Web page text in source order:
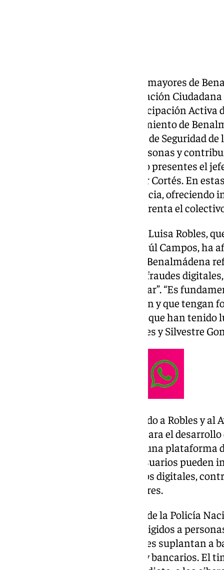
La Policía Nacional forma a los mayores de
digitales. La Unidad de Participación
una charla en el Centro de Participación Activa
con la colaboración del Ayuntamiento de
enmarca dentro del Plan Mayor de Seguridad
mejorar la protección de las personas y
fraudes en Internet. Han estado presentes el
González, y el agente José Javier Cortés. En
prevención de la ciberdelincuencia, ofreciendo
riesgos digitales a los que se enfrenta el
, María Luisa Robles,
edil de Comercio y Consumo, Raúl Campos, ha
Policía Nacional está dando en Benalmádena
personas y previenen estafas y fraudes
sofisticados y difíciles de detectar”. “Es
los riesgos a los que se enfrentan y que tengan
añadido sobre estas ponencias, que han tenido
participación activa Anica Torres y Silvestre
La Policía Nacional ha agradecido a Robles y
su implicación y colaboración para el
por la App de Mayores, Unidos, una
comunidad segura, donde los usuarios
información y acceder a recursos digitales,
digital entre las personas mayores.
Los expertos en ciberseguridad de la Policía
principales fraudes digitales dirigidos a
mediante el cual los delincuentes suplantan a
para obtener datos personales y bancarios. El